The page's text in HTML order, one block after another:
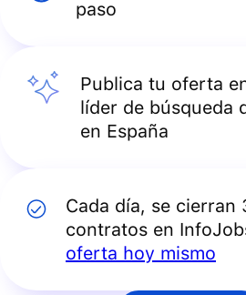
paso
Publica tu oferta
líder de búsqueda
en España
Cada día, se cierran
contratos en
oferta hoy mismo